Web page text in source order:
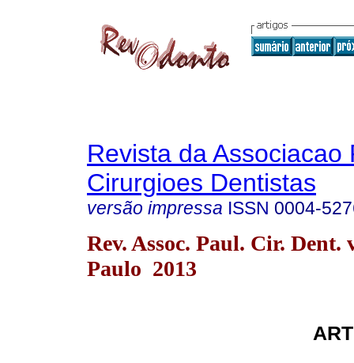
Revista da Associacao
Cirurgioes Dentistas
versão impressa ISSN 0004-
Rev. Assoc. Paul. Cir. Dent.
Paulo 2013